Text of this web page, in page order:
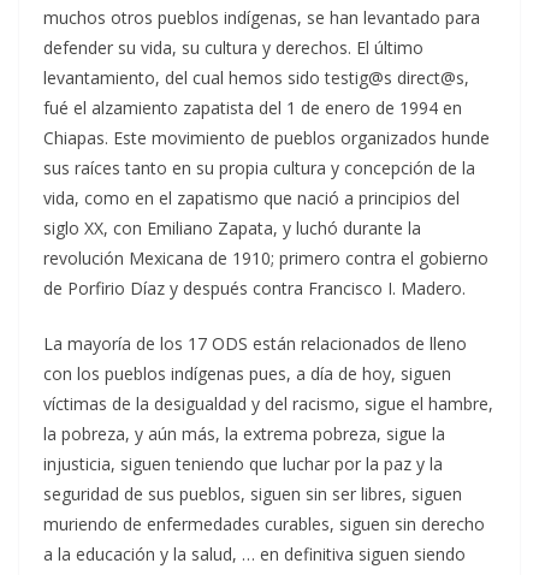
muchos otros pueblos indígenas, se han levantado para
defender su vida, su cultura y derechos. El último
levantamiento, del cual hemos sido testig@s direct@s,
fué el alzamiento zapatista del 1 de enero de 1994 en
Chiapas. Este movimiento de pueblos organizados hunde
sus raíces tanto en su propia cultura y concepción de la
vida, como en el zapatismo que nació a principios del
siglo XX, con Emiliano Zapata, y luchó durante la
revolución Mexicana de 1910; primero contra el gobierno
de Porfirio Díaz y después contra Francisco I. Madero.
La mayoría de los 17 ODS están relacionados de lleno
con los pueblos indígenas pues, a día de hoy, siguen
víctimas de la desigualdad y del racismo, sigue el hambre,
la pobreza, y aún más, la extrema pobreza, sigue la
injusticia, siguen teniendo que luchar por la paz y la
seguridad de sus pueblos, siguen sin ser libres, siguen
muriendo de enfermedades curables, siguen sin derecho
a la educación y la salud, … en definitiva siguen siendo